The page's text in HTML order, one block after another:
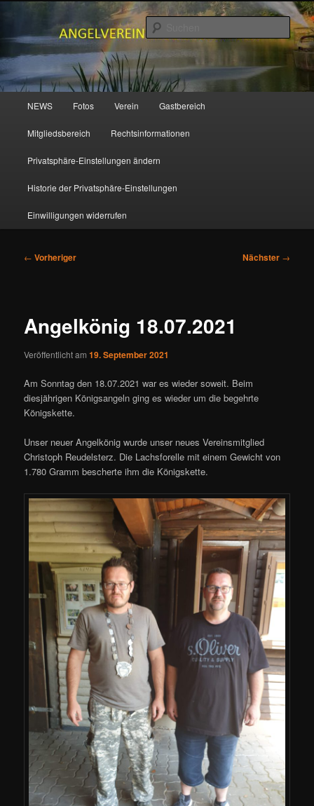
Inhalt
springenANGELVEREIN MUDENBACH e.V.
NEWS Fotos Verein Gastbereich
Mitgliedsbereich Rechtsinformationen
Privatsphäre-Einstellungen ändern
Historie der Privatsphäre-Einstellungen
Einwilligungen widerrufen
Beitragsnavigation
← Vorheriger Nächster →
Angelkönig 18.07.2021
Veröffentlicht am19. September 2021
Am Sonntag den 18.07.2021 war es wieder soweit. Beim
diesjährigen Königsangeln ging es wieder um die begehrte
Königskette.
Unser neuer Angelkönig wurde unser neues Vereinsmitglied
Christoph Reudelsterz. Die Lachsforelle mit einem Gewicht von
1.780 Gramm bescherte ihm die Königskette.